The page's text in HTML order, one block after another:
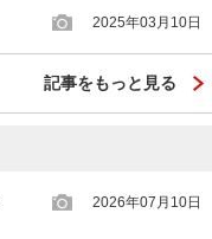
2025年03月10日
記事をもっと見る
2026年07月10日